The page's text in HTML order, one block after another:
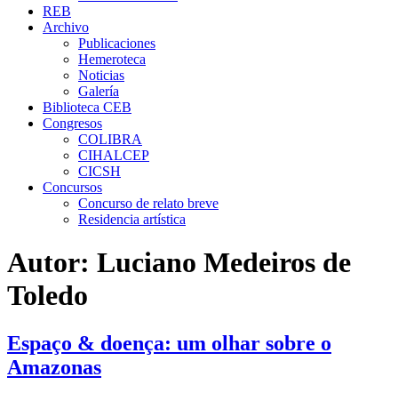
REB
Archivo
Publicaciones
Hemeroteca
Noticias
Galería
Biblioteca CEB
Congresos
COLIBRA
CIHALCEP
CICSH
Concursos
Concurso de relato breve
Residencia artística
Autor: Luciano Medeiros de
Toledo
Espaço & doença: um olhar sobre o
Amazonas